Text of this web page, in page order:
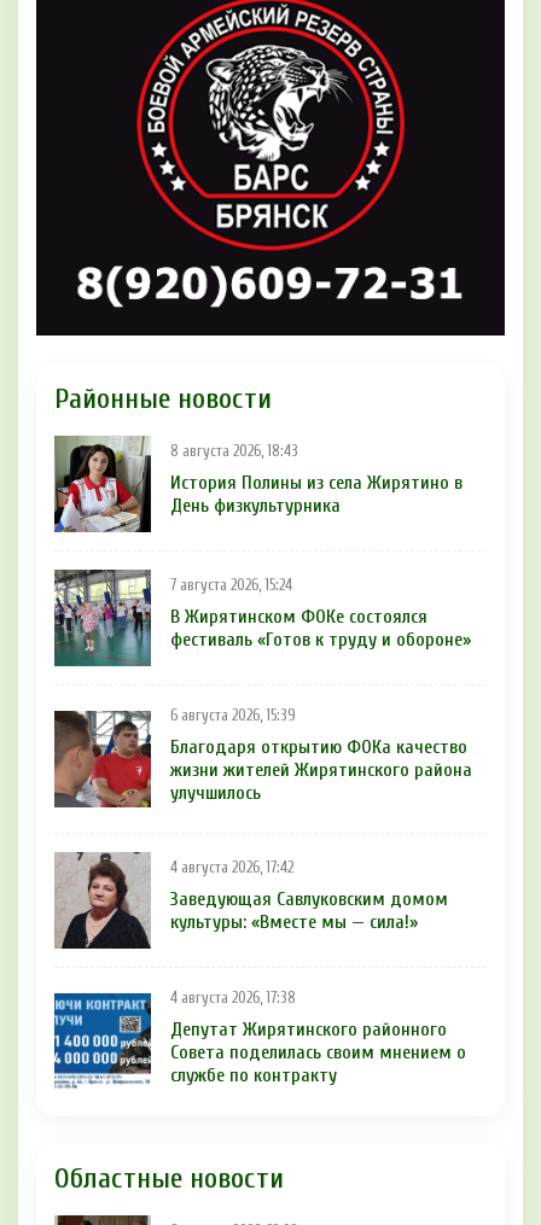
Районные новости
8 августа 2026, 18:43
История Полины из села Жирятино в
День физкультурника
7 августа 2026, 15:24
В Жирятинском ФОКе состоялся
фестиваль «Готов к труду и обороне»
6 августа 2026, 15:39
Благодаря открытию ФОКа качество
жизни жителей Жирятинского района
улучшилось
4 августа 2026, 17:42
Заведующая Савлуковским домом
культуры: «Вместе мы — сила!»
4 августа 2026, 17:38
Депутат Жирятинского районного
Совета поделилась своим мнением о
службе по контракту
Областные новости